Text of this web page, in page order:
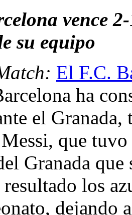
vence
su equipo
El F.C.
ha
el Granada,
que
Granada
resultado los
dejando